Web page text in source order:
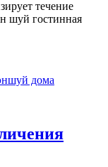
течение
шуй гостинная
дома